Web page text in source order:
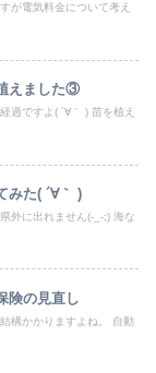
が電気料金について考え
えました③
過ですよ( ´∀｀ ) 苗を植え
みた( ´∀｀ )
外に出れません(-_-;) 海な
険の見直し
構かかりますよね。 自動